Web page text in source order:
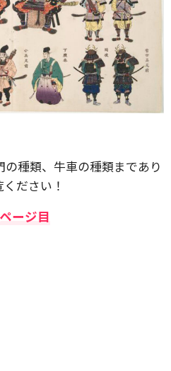
種類、牛車の種類まであり
ださい！
ージ目